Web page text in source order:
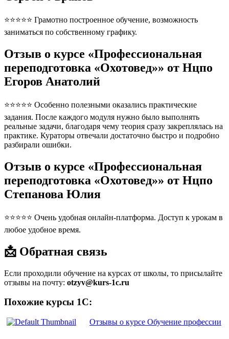
⭐⭐⭐⭐⭐ Грамотно построенное обучение, возможность
заниматься по собственному графику.
Отзыв о курсе «Профессиональная
переподготовка «Охотовед»» от Нцпо
Егоров Анатолий
⭐⭐⭐⭐⭐ Особенно полезными оказались практические
задания. После каждого модуля нужно было выполнять
реальные задачи, благодаря чему теория сразу закреплялась на
практике. Кураторы отвечали достаточно быстро и подробно
разбирали ошибки.
Отзыв о курсе «Профессиональная
переподготовка «Охотовед»» от Нцпо
Степанова Юлия
⭐⭐⭐⭐⭐ Очень удобная онлайн-платформа. Доступ к урокам в
любое удобное время.
📩 Обратная связь
Если проходили обучение на курсах от школы, то присылайте
отзывы на почту: otzyv@kurs-1c.ru
Похожие курсы 1С:
Отзывы о курсе Обучение профессии